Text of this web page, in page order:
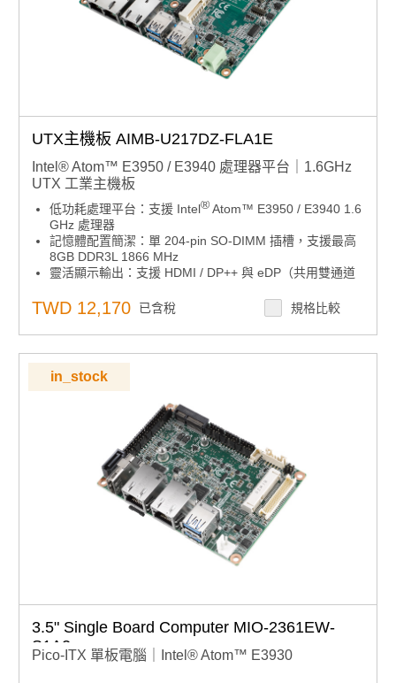
UTX主機板 AIMB-U217DZ-FLA1E
Intel® Atom™ E3950 / E3940 處理器平台｜1.6GHz
UTX 工業主機板
低功耗處理平台：支援 Intel®Atom™ E3950 / E3940 1.6
GHz 處理器
記憶體配置簡潔：單 204-pin SO-DIMM 插槽，支援最高
8GB DDR3L 1866 MHz
靈活顯示輸出：支援 HDMI / DP++ 與 eDP（共用雙通道
擴充介面齊全：配備全/半尺寸 Mini PCIe（含 3 x
LAN）、M.2 E-Key、4 x COM（含多模 RS-
232/422/485）、4 x USB 3.0、2 x USB 2.0、3 x LAN
工控功能支援：支援 CANBus、16-bit GPIO、TPM 安全
模組
內建儲存：板載 32GB eMMC 儲存空間
寬壓電源設計：支援 12V–24V DC 輸入
強化環境對應：適用於廣溫與無風扇冷卻架構
軟體與遠端管理：支援 SUSI、WISE-DeviceOn 與 Edge
TWD 12,170 已含稅 規格比較
in_stock
3.5" Single Board Computer MIO-2361EW-
S1A2
Pico-ITX 單板電腦｜Intel® Atom™ E3930